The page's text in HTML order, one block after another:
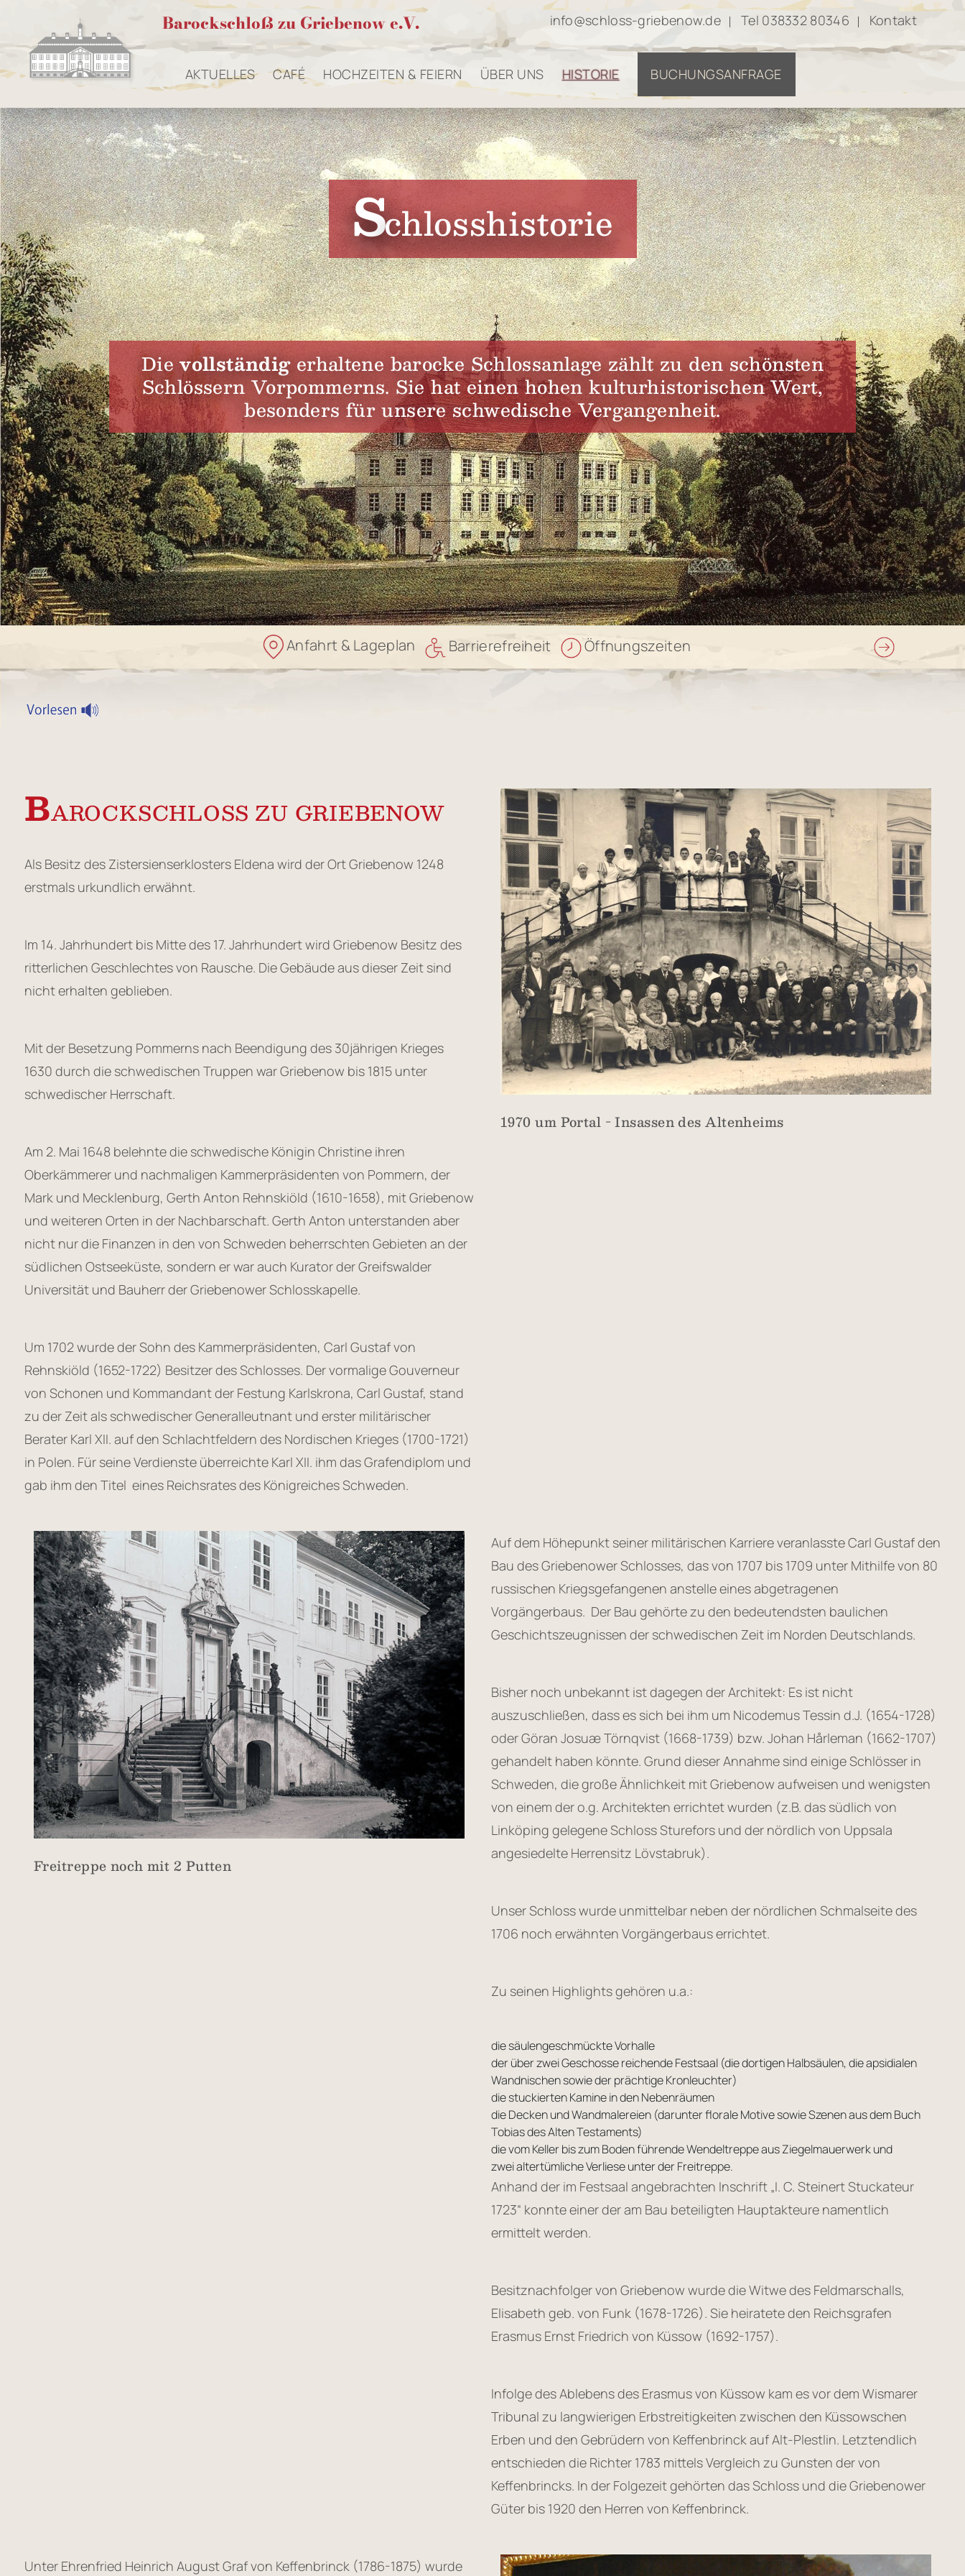
Barockschloß zu Griebenow e.V. info@schloss-griebenow.de Tel 038332 80346 Kontakt
AKTUELLES CAFÉ HOCHZEITEN & FEIERN ÜBER UNS HISTORIE BUCHUNGSANFRAGE
Schlosshistorie
Dievollständigerhaltene barocke Schlossanlage zählt zu den schönsten
Schlössern Vorpommerns. Sie hat einen hohen kulturhistorischen Wert,
besonders für unsere schwedische Vergangenheit.
Anfahrt & Lageplan Barrierefreiheit Öffnungszeiten
BAROCKSCHLOSS ZU GRIEBENOW
Als Besitz des Zistersienserklosters Eldena wird der Ort Griebenow 1248
erstmals urkundlich erwähnt.
Im 14. Jahrhundert bis Mitte des 17. Jahrhundert wird Griebenow Besitz des
ritterlichen Geschlechtes von Rausche. Die Gebäude aus dieser Zeit sind
nicht erhalten geblieben.
Mit der Besetzung Pommerns nach Beendigung des 30jährigen Krieges
1630 durch die schwedischen Truppen war Griebenow bis 1815 unter
schwedischer Herrschaft.
Am 2. Mai 1648 belehnte die schwedische Königin Christine ihren
Oberkämmerer und nachmaligen Kammerpräsidenten von Pommern, der
Mark und Mecklenburg, Gerth Anton Rehnskiöld (1610-1658), mit Griebenow
und weiteren Orten in der Nachbarschaft. Gerth Anton unterstanden aber
nicht nur die Finanzen in den von Schweden beherrschten Gebieten an der
südlichen Ostseeküste, sondern er war auch Kurator der Greifswalder
Universität und Bauherr der Griebenower Schlosskapelle.
Um 1702 wurde der Sohn des Kammerpräsidenten, Carl Gustaf von
Rehnskiöld (1652-1722) Besitzer des Schlosses. Der vormalige Gouverneur
von Schonen und Kommandant der Festung Karlskrona, Carl Gustaf, stand
zu der Zeit als schwedischer Generalleutnant und erster militärischer
Berater Karl XII. auf den Schlachtfeldern des Nordischen Krieges (1700-1721)
in Polen. Für seine Verdienste überreichte Karl XII. ihm das Grafendiplom und
gab ihm den Titel eines Reichsrates des Königreiches Schweden.
1970 um Portal - Insassen des Altenheims
Freitreppe noch mit 2 Putten
Auf dem Höhepunkt seiner militärischen Karriere veranlasste Carl Gustaf den
Bau des Griebenower Schlosses, das von 1707 bis 1709 unter Mithilfe von 80
russischen Kriegsgefangenen anstelle eines abgetragenen
Vorgängerbaus. Der Bau gehörte zu den bedeutendsten baulichen
Geschichtszeugnissen der schwedischen Zeit im Norden Deutschlands.
Bisher noch unbekannt ist dagegen der Architekt: Es ist nicht
auszuschließen, dass es sich bei ihm um Nicodemus Tessin d.J. (1654-1728)
oder Göran Josuæ Törnqvist (1668-1739) bzw. Johan Hårleman (1662-1707)
gehandelt haben könnte. Grund dieser Annahme sind einige Schlösser in
Schweden, die große Ähnlichkeit mit Griebenow aufweisen und wenigsten
von einem der o.g. Architekten errichtet wurden (z.B. das südlich von
Linköping gelegene Schloss Sturefors und der nördlich von Uppsala
angesiedelte Herrensitz Lövstabruk).
Unser Schloss wurde unmittelbar neben der nördlichen Schmalseite des
1706 noch erwähnten Vorgängerbaus errichtet.
Zu seinen Highlights gehören u.a.:
die säulengeschmückte Vorhalle
der über zwei Geschosse reichende Festsaal (die dortigen Halbsäulen, die apsidialen
Wandnischen sowie der prächtige Kronleuchter)
die stuckierten Kamine in den Nebenräumen
die Decken und Wandmalereien (darunter florale Motive sowie Szenen aus dem Buch
Tobias des Alten Testaments)
die vom Keller bis zum Boden führende Wendeltreppe aus Ziegelmauerwerk und
zwei altertümliche Verliese unter der Freitreppe.
Anhand der im Festsaal angebrachten Inschrift „I. C. Steinert Stuckateur
1723“ konnte einer der am Bau beteiligten Hauptakteure namentlich
ermittelt werden.
Besitznachfolger von Griebenow wurde die Witwe des Feldmarschalls,
Elisabeth geb. von Funk (1678-1726). Sie heiratete den Reichsgrafen
Erasmus Ernst Friedrich von Küssow (1692-1757).
Infolge des Ablebens des Erasmus von Küssow kam es vor dem Wismarer
Tribunal zu langwierigen Erbstreitigkeiten zwischen den Küssowschen
Erben und den Gebrüdern von Keffenbrinck auf Alt-Plestlin. Letztendlich
entschieden die Richter 1783 mittels Vergleich zu Gunsten der von
Keffenbrincks. In der Folgezeit gehörten das Schloss und die Griebenower
Güter bis 1920 den Herren von Keffenbrinck.
Unter Ehrenfried Heinrich August Graf von Keffenbrinck (1786-1875) wurde